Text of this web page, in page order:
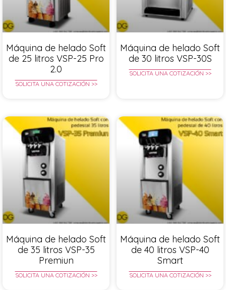
Máquina de helado Soft
de 25 litros VSP-25 Pro
2.0
SOLICITA UNA COTIZACIÓN >>
Máquina de helado Soft
de 30 litros VSP-30S
SOLICITA UNA COTIZACIÓN >>
Máquina de helado Soft
de 35 litros VSP-35
Premiun
SOLICITA UNA COTIZACIÓN >>
Máquina de helado Soft
de 40 litros VSP-40
Smart
SOLICITA UNA COTIZACIÓN >>